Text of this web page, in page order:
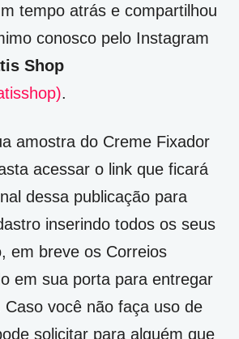
tempo atrás e compartilhou
conosco pelo Instagram
Shop
.
amostra do Creme Fixador
acessar o link que ficará
dessa publicação para
inserindo todos os seus
em breve os Correios
em sua porta para entregar
você não faça uso de
solicitar para alguém que